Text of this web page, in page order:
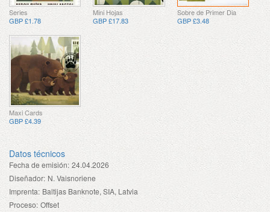
Series
GBP £1.78
Mini Hojas
GBP £17.83
Sobre de Primer Dia
GBP £3.48
Maxi Cards
GBP £4.39
Datos técnicos
Fecha de emisión: 24.04.2026
Diseñador: N. Vaisnoriene
Imprenta: Baltijas Banknote, SIA, Latvia
Proceso: Offset